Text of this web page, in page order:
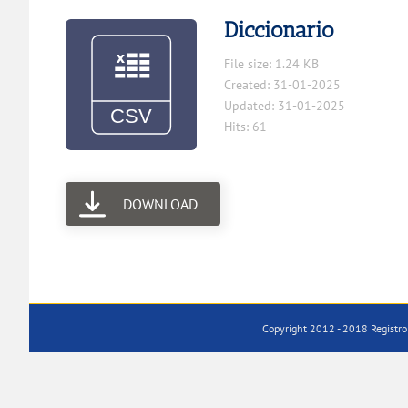
Diccionario
File size: 1.24 KB
Created: 31-01-2025
Updated: 31-01-2025
Hits: 61
DOWNLOAD
Copyright 2012 - 2018